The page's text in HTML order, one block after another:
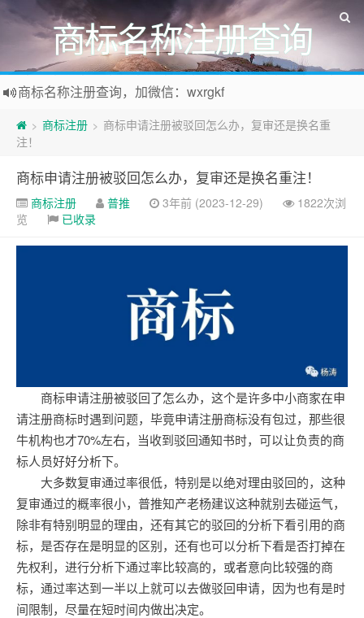
商标名称注册查询
商标名称注册查询，加微信：wxrgkf
商标注册和购买，加微信：wxrgkf
> 商标注册 > 商标申请注册被驳回怎么办，复审还是换名重
注！
商标申请注册被驳回怎么办，复审还是换名重注！
商标注册 普推 3年前 (2023-12-29)
1822次浏
览
已收录
商标申请注册被驳回了怎么办，这个是许多中小商家在申
请注册商标时遇到问题，毕竟申请注册商标没有包过，那些很
牛机构也才70%左右，当收到驳回通知书时，可以让负责的商
标人员好好分析下。
大多数复审通过率很低，特别是以绝对理由驳回的，这种
复审通过的概率很小，普推知产老杨建议这种就别去碰运气，
除非有特别明显的理由，还有其它的驳回的分析下看引用的商
标，是否存在是明显的区别，还有也可以分析下看是否打掉在
先权利，进行分析下通过率比较高的，或者意向比较强的商
标，通过率达到一半以上就可以去做驳回申请，因为也有是时
间限制，尽量在短时间内做出决定。